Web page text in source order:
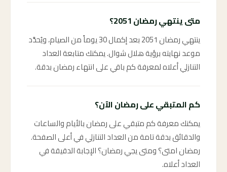
متى ينتهي رمضان 2051؟
ينتهي رمضان 2051 بعد إكمال 30 يوماً من الصيام، ويُحدَّد
موعد نهايته برؤية هلال شوال. يمكنك متابعة العداد
التنازلي أعلاه لمعرفة كم باقي على انتهاء رمضان بدقة.
كم المتبقي على رمضان الآن؟
يمكنك معرفة كم متبقي على رمضان بالأيام والساعات
والدقائق بدقة تامة من العداد التنازلي في أعلى الصفحة.
رمضان امتى؟ ومتى يجي رمضان؟ الإجابة الدقيقة في
العداد أعلاه.